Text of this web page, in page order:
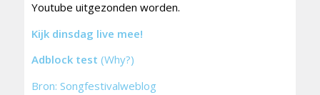
Youtube uitgezonden worden.
Kijk dinsdag live mee!
Adblock test (Why?)
Bron: Songfestivalweblog